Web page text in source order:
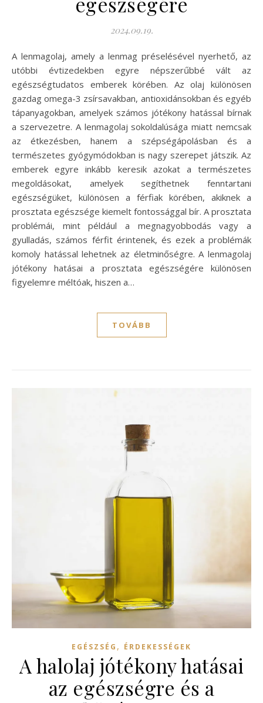
2024.09.19.
A lenmagolaj, amely a lenmag préselésével nyerhető, az
utóbbi évtizedekben egyre népszerűbbé vált az
egészségtudatos emberek körében. Az olaj különösen
gazdag omega-3 zsírsavakban, antioxidánsokban és egyéb
tápanyagokban, amelyek számos jótékony hatással bírnak
a szervezetre. A lenmagolaj sokoldalúsága miatt nemcsak
az étkezésben, hanem a szépségápolásban és a
természetes gyógymódokban is nagy szerepet játszik. Az
emberek egyre inkább keresik azokat a természetes
megoldásokat, amelyek segíthetnek fenntartani
egészségüket, különösen a férfiak körében, akiknek a
prosztata egészsége kiemelt fontossággal bír. A prosztata
problémái, mint például a megnagyobbodás vagy a
gyulladás, számos férfit érintenek, és ezek a problémák
komoly hatással lehetnek az életminőségre. A lenmagolaj
jótékony hatásai a prosztata egészségére különösen
figyelemre méltóak, hiszen a…
TOVÁBB
EGÉSZSÉG , ÉRDEKESSÉGEK
A halolaj jótékony hatásai
az egészségre és a